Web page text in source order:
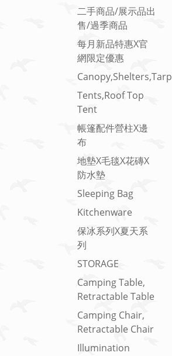
二手商品/展示品出
售/過季商品
每月新品特惠x官
網限定優惠
Canopy,shelters,tarp
Tents,roof Top
Tent
帳篷配件營柱X邊
布
地墊x毛毯x花磚x
防水墊
Sleeping Bag
Kitchenware
保冰系列x夏天系
列
STORAGE
Camping Table,
Retractable Table
Camping Chair,
Retractable Chair
Illumination